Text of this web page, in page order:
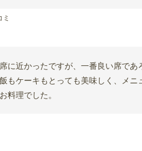
に近かったですが、一番良い席で
もケーキもとっても美味しく、メ
料理でした。